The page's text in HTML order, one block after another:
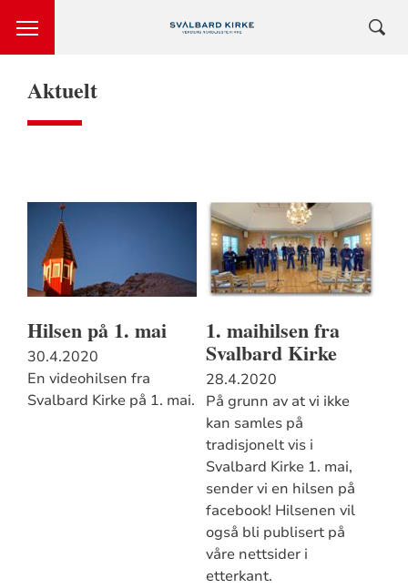
Aktuelt
Hilsen på 1. mai
30.4.2020
En videohilsen fra
Svalbard Kirke på 1. mai.
1. maihilsen fra
Svalbard Kirke
28.4.2020
På grunn av at vi ikke
kan samles på
tradisjonelt vis i
Svalbard Kirke 1. mai,
sender vi en hilsen på
facebook! Hilsenen vil
også bli publisert på
våre nettsider i
etterkant.